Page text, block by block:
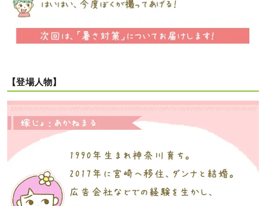
【登場人物】